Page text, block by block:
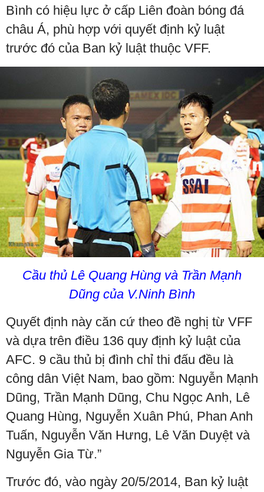
Bình có hiệu lực ở cấp Liên đoàn bóng đá
châu Á, phù hợp với quyết định kỷ luật
trước đó của Ban kỷ luật thuộc VFF.
Cầu thủ Lê Quang Hùng và Trần Mạnh
Dũng của V.Ninh Bình
Quyết định này căn cứ theo đề nghị từ VFF
và dựa trên điều 136 quy định kỷ luật của
AFC. 9 cầu thủ bị đình chỉ thi đấu đều là
công dân Việt Nam, bao gồm: Nguyễn Mạnh
Dũng, Trần Mạnh Dũng, Chu Ngọc Anh, Lê
Quang Hùng, Nguyễn Xuân Phú, Phan Anh
Tuấn, Nguyễn Văn Hưng, Lê Văn Duyệt và
Nguyễn Gia Từ.”
Trước đó, vào ngày 20/5/2014, Ban kỷ luật